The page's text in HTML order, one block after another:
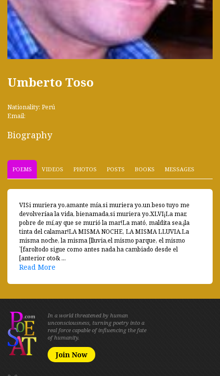
Umberto Toso
Nationality: Perú
Email:
Biography
POEMS VIDEOS PHOTOS POSTS BOOKS MESSAGES
VISi muriera yo,amante mía,si muriera yo,un beso tuyo me
devolveríaa la vida, bienamada,si muriera yo.XLVI¡La mar,
pobre de mí,ay que se murió la mar!La mató, maldita sea,¡la
tinta del calamar!LA MISMA NOCHE, LA MISMA LLUVIA.La
misma noche, la misma [lluvia,el mismo parque, el mismo
`[faroltodo sigue como antes nada ha cambiado desde el
[anterior oto& ...
Read More
In a world threatened by human
unconsciousness, turning poetry into a
real force capable of influencing the fate
of humanity.
Join Now